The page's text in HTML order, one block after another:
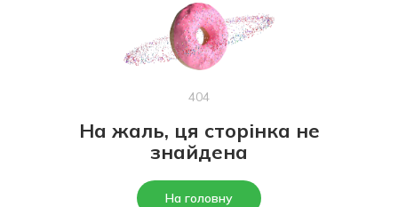
404
На жаль, ця сторінка не
знайдена
На головну